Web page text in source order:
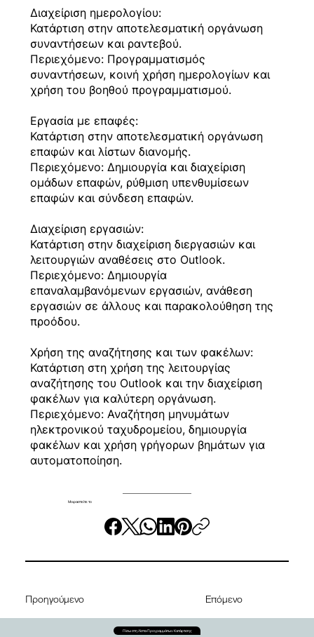
Διαχείριση ημερολογίου:
Κατάρτιση στην αποτελεσματική οργάνωση
συναντήσεων και ραντεβού.
Περιεχόμενο: Προγραμματισμός
συναντήσεων, κοινή χρήση ημερολογίων και
χρήση του βοηθού προγραμματισμού.
Εργασία με επαφές:
Κατάρτιση στην αποτελεσματική οργάνωση
επαφών και λίστων διανομής.
Περιεχόμενο: Δημιουργία και διαχείριση
ομάδων επαφών, ρύθμιση υπενθυμίσεων
επαφών και σύνδεση επαφών.
Διαχείριση εργασιών:
Κατάρτιση στην διαχείριση διεργασιών και
λειτουργιών αναθέσεις στο Outlook.
Περιεχόμενο: Δημιουργία
επαναλαμβανόμενων εργασιών, ανάθεση
εργασιών σε άλλους και παρακολούθηση της
προόδου.
Χρήση της αναζήτησης και των φακέλων:
Κατάρτιση στη χρήση της λειτουργίας
αναζήτησης του Outlook και την διαχείριση
φακέλων για καλύτερη οργάνωση.
Περιεχόμενο: Αναζήτηση μηνυμάτων
ηλεκτρονικού ταχυδρομείου, δημιουργία
φακέλων και χρήση γρήγορων βημάτων για
αυτοματοποίηση.
Μοιραστείτε το
Προηγούμενο Επόμενο
Πίσω στη Λίστα Προγραμμάτων Κατάρτισης